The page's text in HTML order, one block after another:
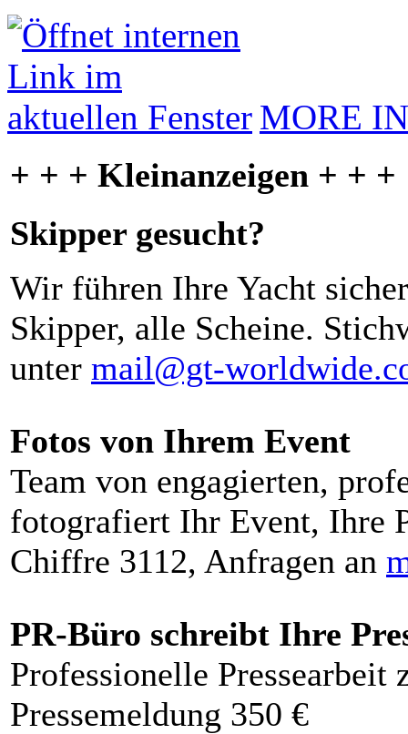
MORE
+ + + Kleinanzeigen + + +
Skipper gesucht?
Wir führen Ihre Yacht
Skipper, alle Scheine.
unter mail@gt-
Fotos von Ihrem Event
Team von engagierten,
fotografiert Ihr Event, Ihre
Chiffre 3112, Anfragen an
PR-Büro schreibt Ihre
Professionelle Pressearbeit
Pressemeldung 350 €